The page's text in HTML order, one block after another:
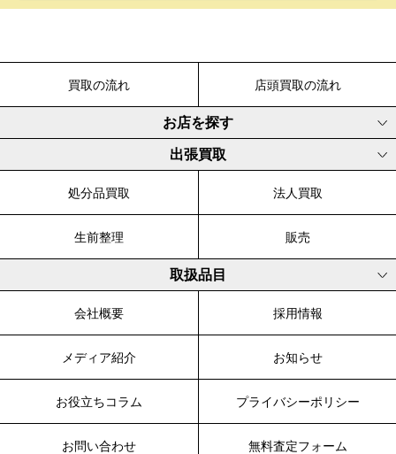
買取の流れ 店頭買取の流れ
お店を探す
出張買取
処分品買取 法人買取
生前整理 販売
取扱品目
会社概要 採用情報
メディア紹介 お知らせ
お役立ちコラム プライバシーポリシー
お問い合わせ 無料査定フォーム